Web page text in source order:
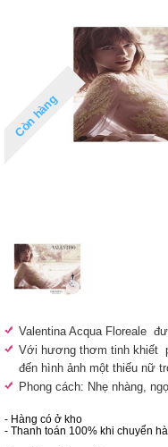
Còn hàng
Valentina Acqua Floreale
Với hương thơm tinh khiết
đến hình ảnh một thiếu nữ
Phong cách: Nhẹ nhàng,
- Hàng có ở kho
- Thanh toán 100% khi chuyển